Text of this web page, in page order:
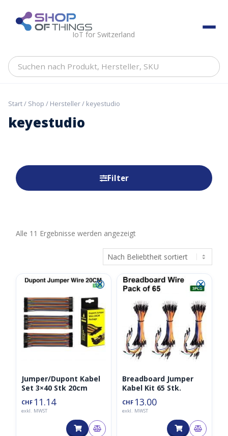
content ShopOfThings
IoT for Switzerland
Suchen
Hersteller,
Start/ Shop / Hersteller/ keyestudio
keyestudio
Filter
Alle 11 Ergebnisse werden angezeigtNach
Beliebtheit
sortiert
⮿
Jumper/Dupont Kabel
Set 3×40 Stk 20cm
CHF 11.14
exkl. MWST
⮿
Breadboard Jumper
Kabel Kit 65 Stk.
CHF 13.00
exkl. MWST